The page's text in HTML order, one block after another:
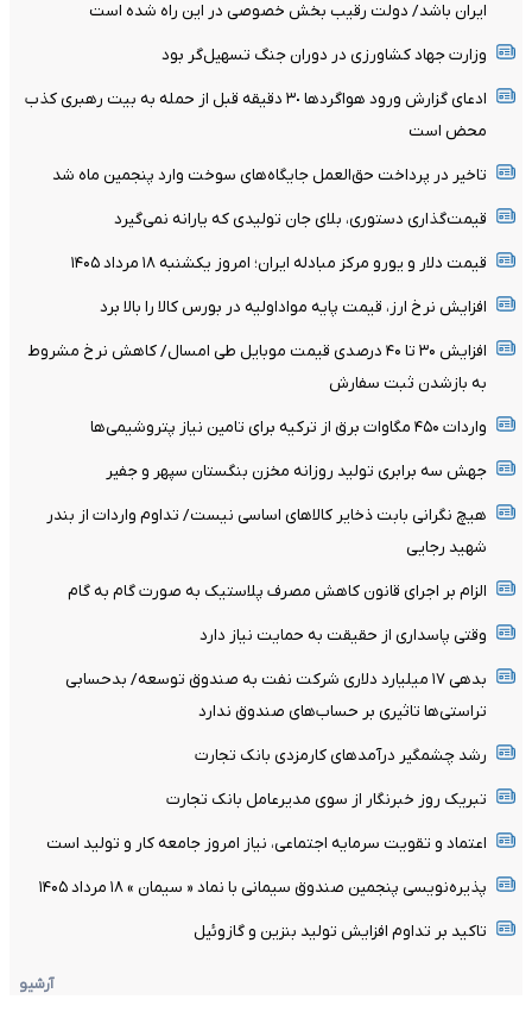
ایران باشد/ دولت رقیب بخش خصوصی در این راه شده است
وزارت جهاد کشاورزی در دوران جنگ تسهیل‌گر بود
ادعای گزارش ورود هواگردها ٣٠ دقیقه قبل از حمله به بیت رهبری کذب
محض است
تاخیر در پرداخت حق‌العمل جایگاه‌های سوخت وارد پنجمین ماه شد
قیمت‌گذاری دستوری، بلای جان تولیدی که یارانه نمی‌گیرد
قیمت دلار و یورو مرکز مبادله ایران؛ امروز یکشنبه ۱۸ مرداد ۱۴۰۵
افزایش نرخ ارز، قیمت پایه مواداولیه در بورس کالا را بالا برد
افزایش ۳۰ تا ۴۰ درصدی قیمت موبایل طی امسال/ کاهش نرخ مشروط
به بازشدن ثبت سفارش
واردات ۴۵۰ مگاوات برق از ترکیه برای تامین نیاز پتروشیمی‌ها
جهش سه برابری تولید روزانه مخزن بنگستان سپهر و جفیر
هیچ نگرانی بابت ذخایر کالاهای اساسی نیست/ تداوم واردات از بندر
شهید رجایی
الزام بر اجرای قانون کاهش مصرف پلاستیک به صورت گام به گام
وقتی پاسداری از حقیقت به حمایت نیاز دارد
بدهی ١٧ میلیارد دلاری شرکت نفت به صندوق توسعه/ بدحسابی
تراستی‌ها تاثیری بر حساب‌های صندوق ندارد
رشد چشمگیر درآمدهای کارمزدی بانک تجارت
تبریک روز خبرنگار از سوی مدیرعامل بانک تجارت
اعتماد و تقویت سرمایه اجتماعی، نیاز امروز جامعه کار و تولید است
پذیره‌نویسی پنجمین صندوق سیمانی با نماد « سیمان » ۱۸ مرداد ۱۴۰۵
تاکید بر تداوم افزایش تولید بنزین و گازوئیل
آرشیو